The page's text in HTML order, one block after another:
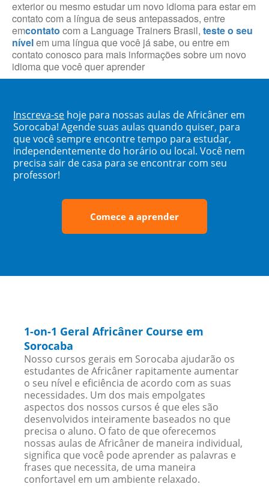
exterior ou mesmo estudar um novo idioma para estar em
contato com a língua de seus antepassados, entre
emcontato com a Language Trainers Brasil, teste o seu
nívelem uma língua que você já sabe, ou entre em
contato conosco para mais informações sobre um novo
idioma que você quer aprender
Inscreva-se hoje para nossas aulas de Africâner em
Sorocaba! Agende suas aulas quando quiser, para
que você sempre encontre tempo para estudar,
independentemente do horário ou local. Você nem
precisa sair de casa para se encontrar com seu
professor!
Comece a aprender
1-on-1 Geral Africâner Course em
Sorocaba
Nosso cursos gerais em Sorocaba ajudarão os
estudantes de Africâner rapitamente aumentar
o seu nível e eficiência de acordo com as suas
necessidades. Um dos mais empolgates
aspectos dos nossos cursos é que eles são
desenvolvidos inteiramente baseados no que
precisa o aluno. O fato de que oferecemos
nossas aulas de Africâner de maneira individual,
significa que você pode aprender as palavras e
frases que necessita, de uma maneira
confortavel em um ambiente relaxado.